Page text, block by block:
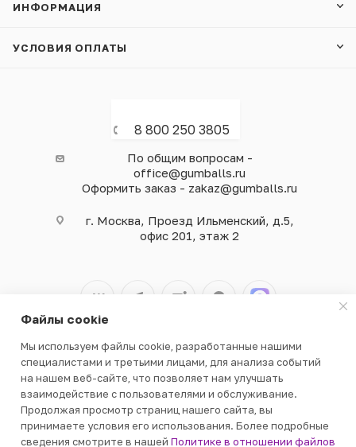
ИНФОРМАЦИЯ
УСЛОВИЯ ОПЛАТЫ
8 800 250 3805
По общим вопросам -
office@gumballs.ru
Оформить заказ - zakaz@gumballs.ru
г. Москва, Проезд Ильменский, д.5,
офис 201, этаж 2
Файлы cookie
Мы используем файлы cookie, разработанные нашими
специалистами и третьими лицами, для анализа событий
на нашем веб-сайте, что позволяет нам улучшать
взаимодействие с пользователями и обслуживание.
Продолжая просмотр страниц нашего сайта, вы
принимаете условия его использования. Более подробные
сведения смотрите в нашей Политике в отношении файлов